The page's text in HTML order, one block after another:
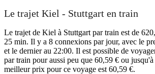
Le trajet Kiel - Stuttgart en train
Le trajet de Kiel à Stuttgart par train est de
25 min. Il y a 8 connexions par jour, avec le
et le dernier au 22:00. Il est possible de
par train pour aussi peu que 60,59 € ou
meilleur prix pour ce voyage est 60,59 €.